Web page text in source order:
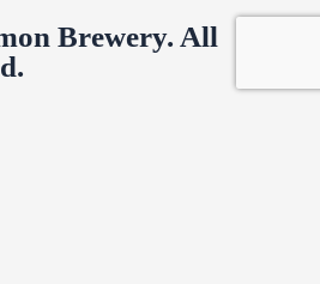
Brewery. All